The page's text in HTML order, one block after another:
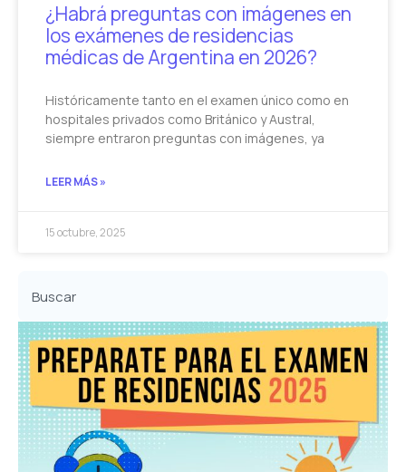
¿Habrá preguntas con imágenes en
los exámenes de residencias
médicas de Argentina en 2026?
Históricamente tanto en el examen único como en
hospitales privados como Británico y Austral,
siempre entraron preguntas con imágenes, ya
LEER MÁS »
15 octubre, 2025